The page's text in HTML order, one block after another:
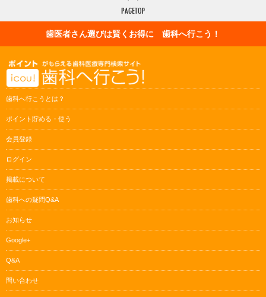
歯医者さん選びは賢くお得に 歯科へ行こう！
歯科へ行こうとは？
ポイント貯める・使う
会員登録
ログイン
掲載について
歯科への疑問Q&A
お知らせ
Google+
Q&A
問い合わせ